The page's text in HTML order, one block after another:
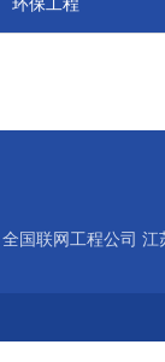
全国联网工程公司